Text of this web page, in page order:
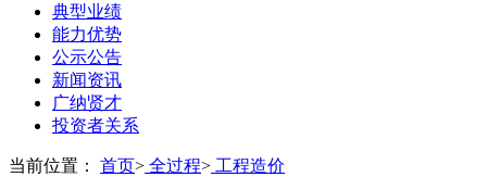
典型业绩
能力优势
公示公告
新闻资讯
广纳贤才
投资者关系
当前位置： 首页> 全过程> 工程造价